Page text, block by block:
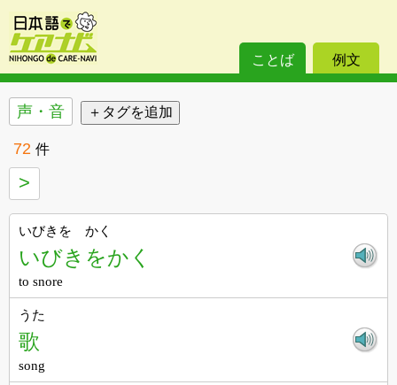
ことば 例文
声・音
72 件
>
いびきを かく
いびきをかく
to snore
うた
歌
song